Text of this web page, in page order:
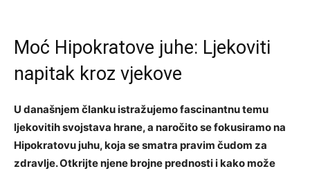
Moć Hipokratove juhe: Ljekoviti
napitak kroz vjekove
U današnjem članku istražujemo fascinantnu temu
ljekovitih svojstava hrane, a naročito se fokusiramo na
Hipokratovu juhu, koja se smatra pravim čudom za
zdravlje. Otkrijte njene brojne prednosti i kako može